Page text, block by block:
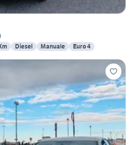
)
Diesel Manuale Euro 4